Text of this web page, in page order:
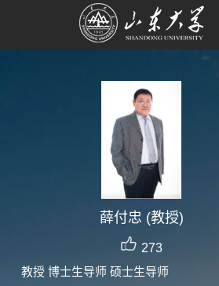
薛付忠 (教授)
273
教授 博士生导师 硕士生导师